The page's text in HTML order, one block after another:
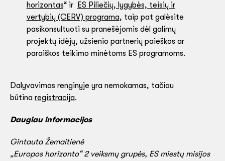
horizontas“ ir
ES Piliečių, lygybės, teisių ir
vertybių (CERV) programa, taip pat galėsite
pasikonsultuoti su pranešėjomis dėl galimų
projektų idėjų, užsienio partnerių paieškos ar
paraiškos teikimo minėtoms ES programoms.
Dalyvavimas renginyje yra nemokamas, tačiau
būtina registracija.
Daugiau informacijos
Gintauta Žemaitienė
„Europos horizonto“ 2 veiksmų grupės, ES miestų misijos